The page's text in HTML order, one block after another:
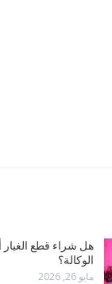
هل شراء قطع الغيار
الوكالة؟
مايو 26, 2026